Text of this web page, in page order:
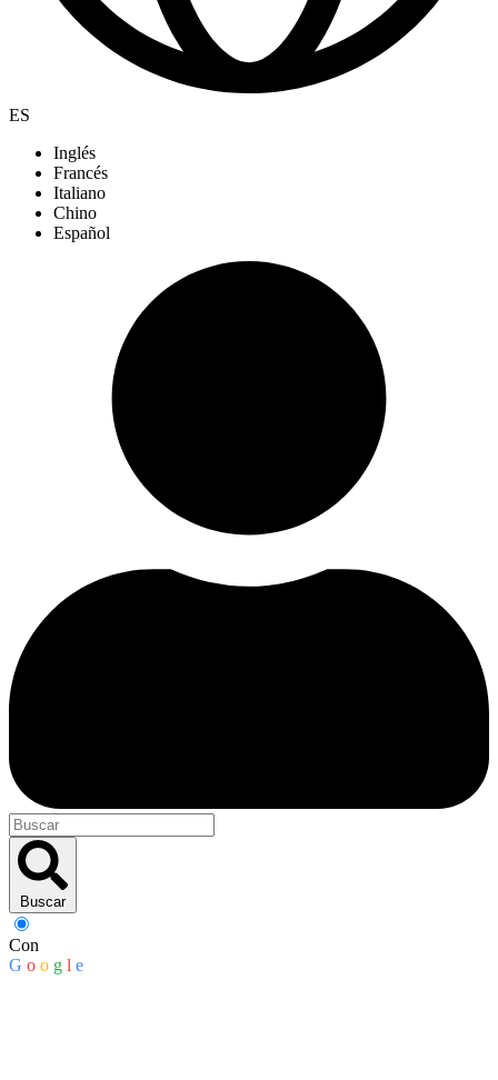
ES
Inglés
Francés
Italiano
Chino
Español
Buscar
Con
G o o g l e